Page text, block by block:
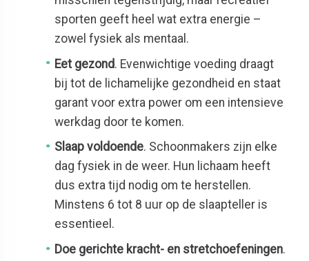
sporten geeft heel wat extra energie –
zowel fysiek als mentaal.
Eet gezond. Evenwichtige voeding draagt
bij tot de lichamelijke gezondheid en staat
garant voor extra power om een intensieve
werkdag door te komen.
Slaap voldoende. Schoonmakers zijn elke
dag fysiek in de weer. Hun lichaam heeft
dus extra tijd nodig om te herstellen.
Minstens 6 tot 8 uur op de slaapteller is
essentieel.
Doe gerichte kracht- en stretchoefeningen.